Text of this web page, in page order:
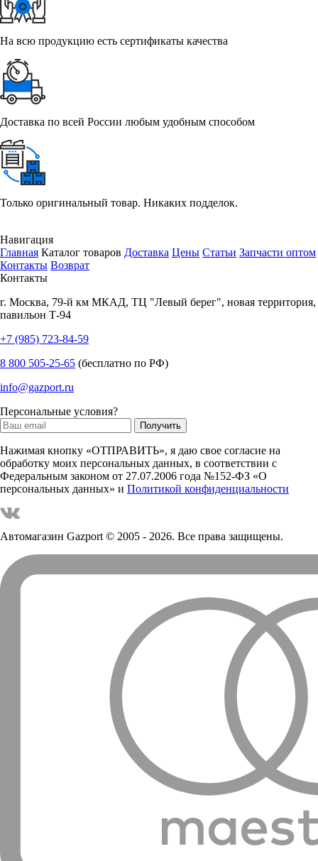
На всю продукцию есть сертификаты качества
Доставка по всей России любым удобным способом
Только оригинальный товар. Никаких подделок.
Навигация
Главная Каталог товаров Доставка Цены Статьи Запчасти оптом
Контакты Возврат
Контакты
г. Москва, 79-й км МКАД, ТЦ "Левый берег", новая территория,
павильон Т-94
+7 (985) 723-84-59
8 800 505-25-65 (бесплатно по РФ)
info@gazport.ru
Персональные условия?
Нажимая кнопку «ОТПРАВИТЬ», я даю свое согласие на
обработку моих персональных данных, в соответствии с
Федеральным законом от 27.07.2006 года №152-ФЗ «О
персональных данных» и Политикой конфиденциальности
Автомагазин Gazport© 2005 - 2026. Все права защищены.